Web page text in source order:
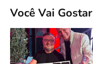
Você Vai Gostar